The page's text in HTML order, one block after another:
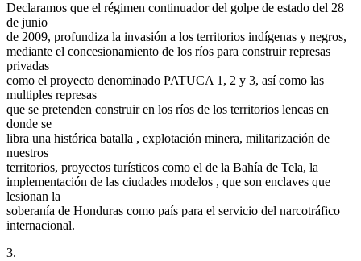
Declaramos que el régimen continuador del golpe de estado del 28
de junio
de 2009, profundiza la invasión a los territorios indígenas y negros,
mediante el concesionamiento de los ríos para construir represas
privadas
como el proyecto denominado PATUCA 1, 2 y 3, así como las
multiples represas
que se pretenden construir en los ríos de los territorios lencas en
donde se
libra una histórica batalla , explotación minera, militarización de
nuestros
territorios, proyectos turísticos como el de la Bahía de Tela, la
implementación de las ciudades modelos , que son enclaves que
lesionan la
soberanía de Honduras como país para el servicio del narcotráfico
internacional.
3.